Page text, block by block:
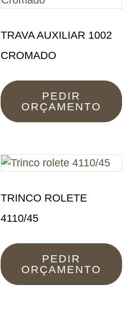
TRAVA AUXILIAR 1002
CROMADO
PEDIR
ORÇAMENTO
TRINCO ROLETE
4110/45
PEDIR
ORÇAMENTO